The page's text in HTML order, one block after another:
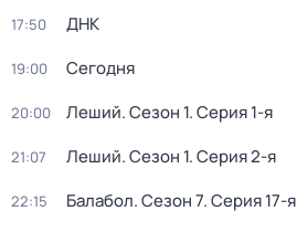
17:50 ДНК
19:00 Сегодня
20:00 Леший. Сезон 1. Серия 1-я
21:07 Леший. Сезон 1. Серия 2-я
22:15 Балабол. Сезон 7. Серия 17-я